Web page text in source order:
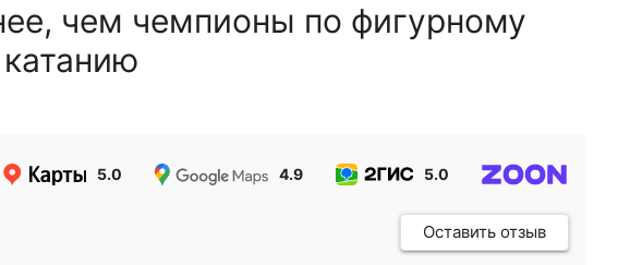
чем чемпионы по фигурному
катанию
5.0 4.9 5.0
Оставить отзыв